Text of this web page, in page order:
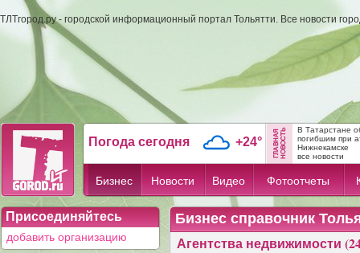
ТЛТгород.ру - городской информационный портал Тольятти. Все новости
Погода сегодня +24°
В Татарстане
погибшим при
Нижнекамске
все новости
Бизнес Новости Видео Фотоотчеты
Присоединяйтесь
добавить организацию
Бизнес справочник
Агентства недвижимости